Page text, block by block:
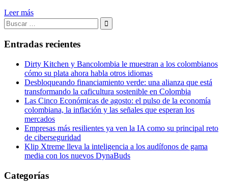
Leer más
Buscar:
Buscar
Entradas recientes
Dirty Kitchen y Bancolombia le muestran a los colombianos
cómo su plata ahora habla otros idiomas
Desbloqueando financiamiento verde: una alianza que está
transformando la caficultura sostenible en Colombia
Las Cinco Económicas de agosto: el pulso de la economía
colombiana, la inflación y las señales que esperan los
mercados
Empresas más resilientes ya ven la IA como su principal reto
de ciberseguridad
Klip Xtreme lleva la inteligencia a los audífonos de gama
media con los nuevos DynaBuds
Categorías